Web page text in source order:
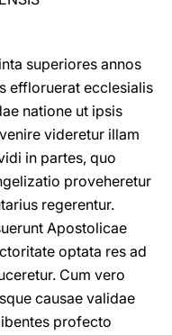
superiores annos
effloruerat ecclesialis
natione ut ipsis
videretur illam
in partes, quo
proveheretur
regerentur.
Apostolicae
optata res ad
Cum vero
causae validae
profecto